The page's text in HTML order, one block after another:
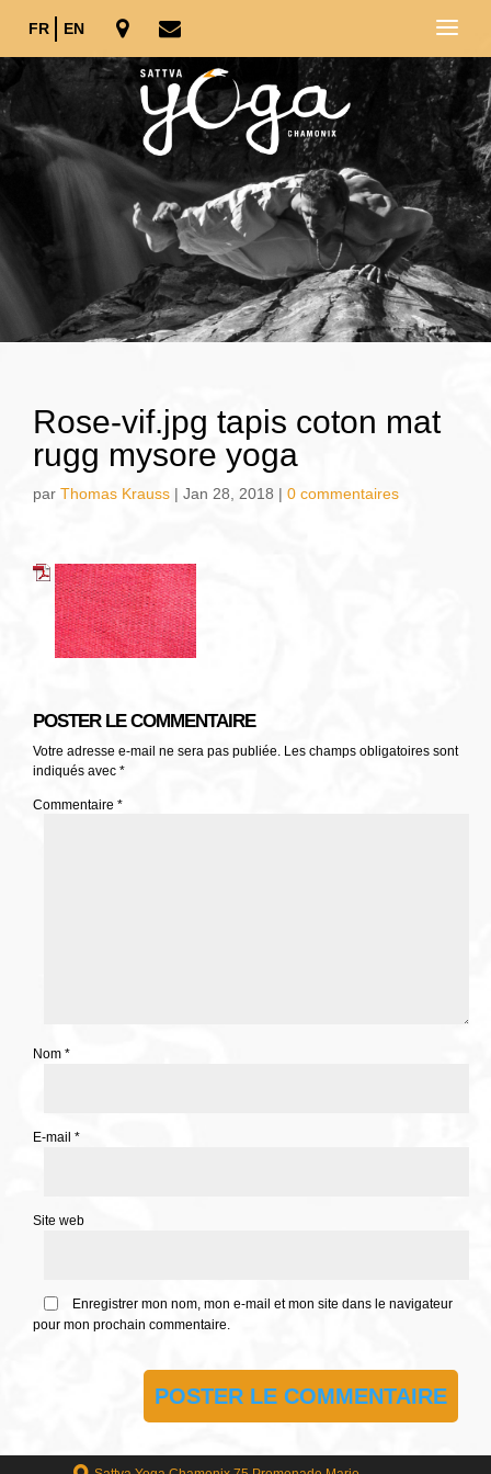
FR EN
Rose-vif.jpg tapis coton mat
rugg mysore yoga
par Thomas Krauss | Jan 28, 2018 | 0 commentaires
POSTER LE COMMENTAIRE
Votre adresse e-mail ne sera pas publiée. Les champs obligatoires sont
indiqués avec *
Commentaire *
Nom *
E-mail *
Site web
Enregistrer mon nom, mon e-mail et mon site dans le navigateur
pour mon prochain commentaire.